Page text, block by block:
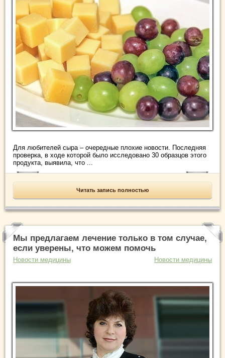
Для любителей сыра – очередные плохие новости. Последняя
проверка, в ходе которой было исследовано 30 образцов этого
продукта, выявила, что ...
Читать запись полностью
Мы предлагаем лечение только в том случае,
если уверены, что можем помочь
Новости медицины Новости медицины